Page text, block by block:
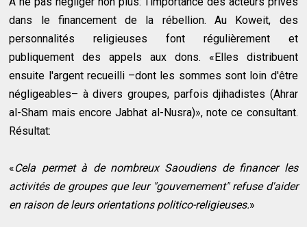
dans le financement de la rébellion. Au Koweit, des
personnalités religieuses font régulièrement et
publiquement des appels aux dons. «Elles distribuent
ensuite l'argent recueilli –dont les sommes sont loin d'être
négligeables– à divers groupes, parfois djihadistes (Ahrar
al-Sham mais encore Jabhat al-Nusra)», note ce consultant.
Résultat:
«Cela permet à de nombreux Saoudiens de financer les
activités de groupes que leur "gouvernement" refuse d'aider
en raison de leurs orientations politico-religieuses.»